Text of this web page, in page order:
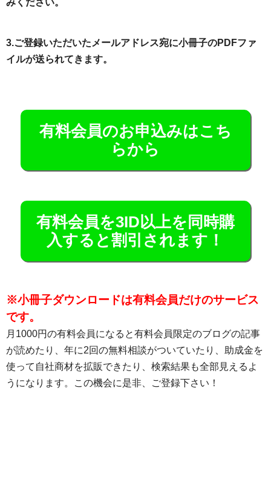
3.ご登録いただいたメールアドレス宛に小冊子のPDFファ
イルが送られてきます。
有料会員のお申込みはこち
らから
有料会員を3ID以上を同時購
入すると割引されます！
※小冊子ダウンロードは有料会員だけのサービス
です。
月1000円の有料会員になると有料会員限定のブログの記事
が読めたり、年に2回の無料相談がついていたり、助成金を
使って自社商材を拡販できたり、検索結果も全部見えるよ
うになります。この機会に是非、ご登録下さい！